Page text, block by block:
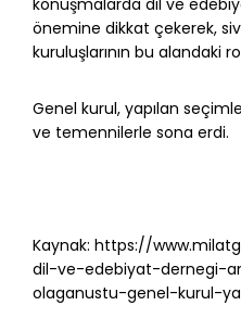
önemine dikkat çekerek,
kuruluşlarının bu alandaki
Genel kurul, yapılan
ve temennilerle sona erdi.
Kaynak: https://
dil-ve-edebiyat-dernegi-
olaganustu-genel-kurul-